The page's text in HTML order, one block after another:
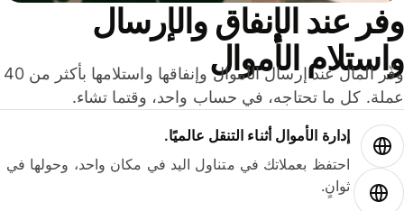
عند الإنفاق والإرسال
الأموال
وفّر المال عند إرسال الأموال وإنفاقها واستلامها بأكثر من 40
كل ما تحتاجه، في حساب واحد، وقتما تشاء.
إدارة الأموال أثناء التنقل عالميًا.
احتفظ بعملاتك في متناول اليد في مكان واحد، وحولها في
ثوانٍ.